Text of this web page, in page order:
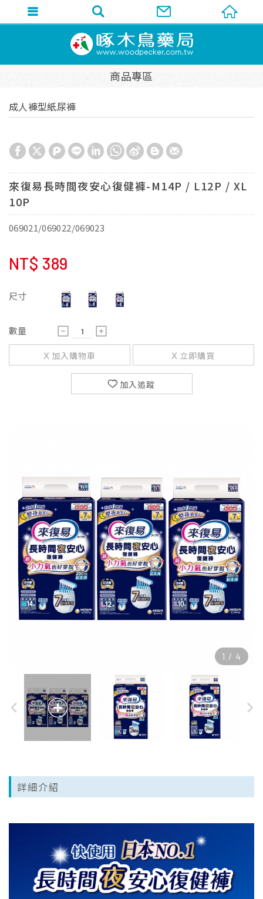
商品專區
成人褲型紙尿褲
來復易長時間夜安心復健褲-M14P / L12P / XL
10P
069021/069022/069023
NT$ 389
尺寸
數量
加入購物車 立即購買
加入追蹤
1 / 4
詳細介紹